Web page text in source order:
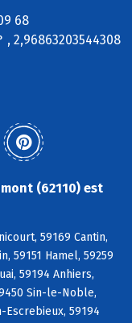
68
, 2,96863203544308
(62110) est
59169 Cantin,
59151 Hamel, 59259
59194 Anhiers,
Sin-le-Noble,
Escrebieux, 59194